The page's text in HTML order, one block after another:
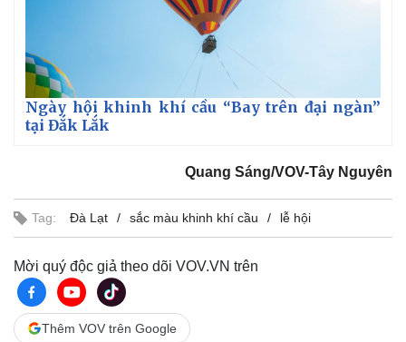
Lịch thi đấu bóng đá
Thế giới thể thao
Hậu trường
Ô tô - Xe máy
Xe máy
Ngày hội khinh khí cầu “Bay trên đại ngàn”
tại Đắk Lắk
Quang Sáng/VOV-Tây Nguyên
Tag: Đà Lạt sắc màu khinh khí cầu lễ hội
Mời quý độc giả theo dõi VOV.VN trên
Thêm VOV trên Google